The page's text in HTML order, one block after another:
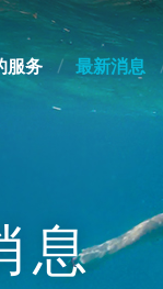
服务 最新消息
息